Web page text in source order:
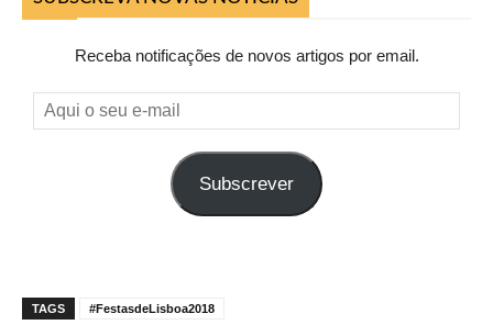
Receba notificações de novos artigos por email.
Aqui
o
Subscrever
TAGS #FestasdeLisboa2018